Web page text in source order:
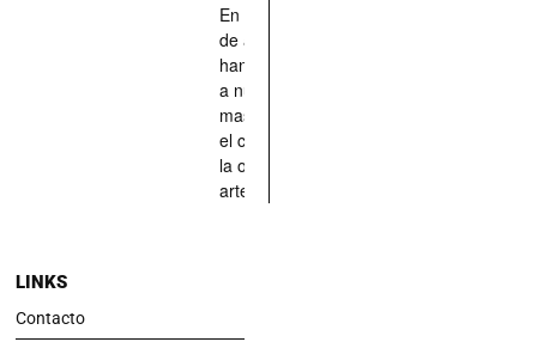
En definitiva,
de aquellos
han situado
a nuestras
mascotas en
el centro de
la obra de
arte.
LINKS
Contacto